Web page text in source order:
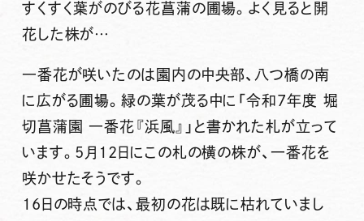
すくすく葉がのびる花菖蒲の圃場。よく見ると開
花した株が…
一番花が咲いたのは園内の中央部、八つ橋の南
に広がる圃場。緑の葉が茂る中に「令和7年度 堀
切菖蒲園 一番花『浜風』」と書かれた札が立って
います。5月12日にこの札の横の株が、一番花を
咲かせたそうです。
16日の時点では、最初の花は既に枯れていまし